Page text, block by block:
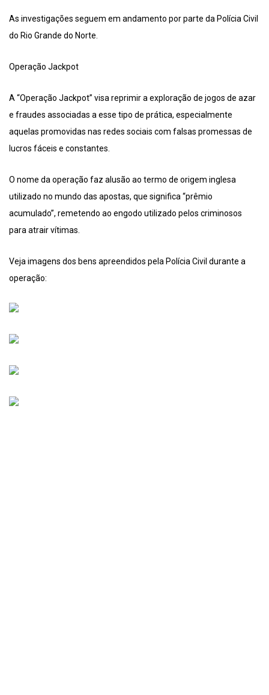
As investigações seguem em andamento por parte da Polícia Civil
do Rio Grande do Norte.
Operação Jackpot
A “Operação Jackpot” visa reprimir a exploração de jogos de azar
e fraudes associadas a esse tipo de prática, especialmente
aquelas promovidas nas redes sociais com falsas promessas de
lucros fáceis e constantes.
O nome da operação faz alusão ao termo de origem inglesa
utilizado no mundo das apostas, que significa “prêmio
acumulado”, remetendo ao engodo utilizado pelos criminosos
para atrair vítimas.
Veja imagens dos bens apreendidos pela Polícia Civil durante a
operação: